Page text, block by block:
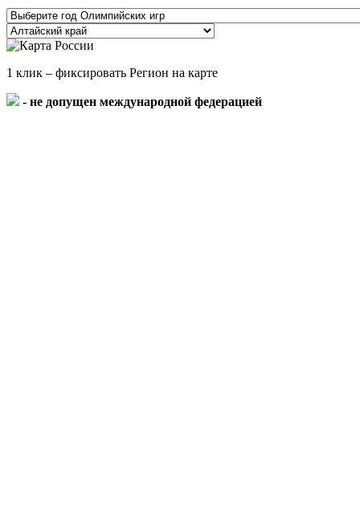
1 клик – фиксировать Регион на карте
- не допущен международной федерацией